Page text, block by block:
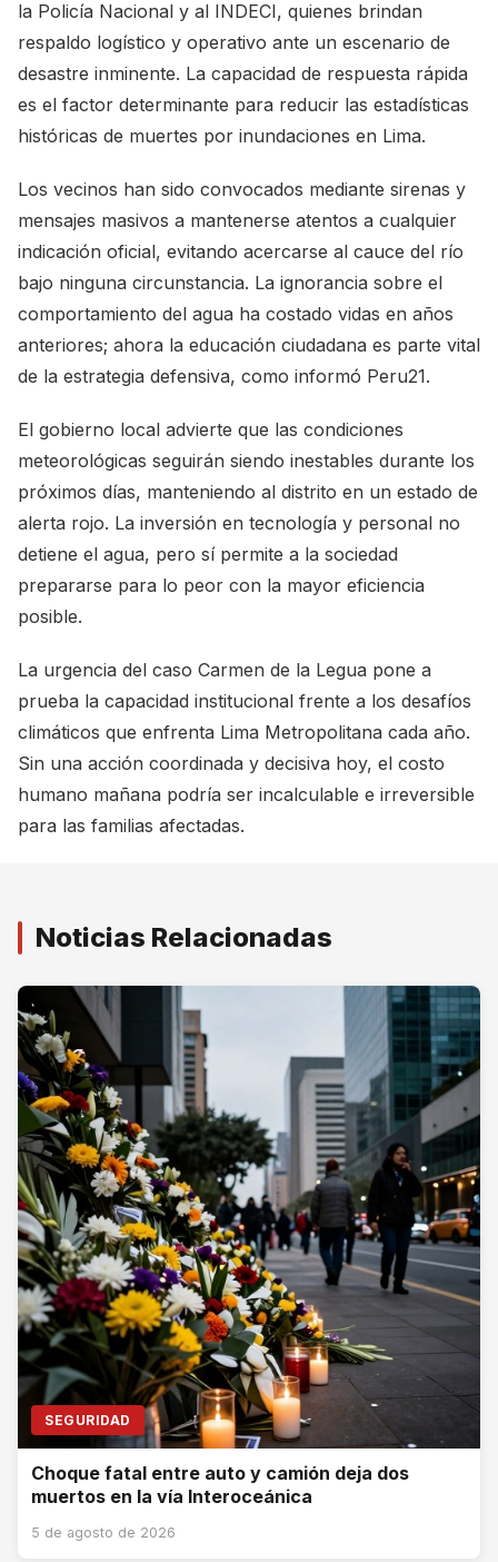
la Policía Nacional y al INDECI, quienes brindan
respaldo logístico y operativo ante un escenario de
desastre inminente. La capacidad de respuesta rápida
es el factor determinante para reducir las estadísticas
históricas de muertes por inundaciones en Lima.
Los vecinos han sido convocados mediante sirenas y
mensajes masivos a mantenerse atentos a cualquier
indicación oficial, evitando acercarse al cauce del río
bajo ninguna circunstancia. La ignorancia sobre el
comportamiento del agua ha costado vidas en años
anteriores; ahora la educación ciudadana es parte vital
de la estrategia defensiva, como informó Peru21.
El gobierno local advierte que las condiciones
meteorológicas seguirán siendo inestables durante los
próximos días, manteniendo al distrito en un estado de
alerta rojo. La inversión en tecnología y personal no
detiene el agua, pero sí permite a la sociedad
prepararse para lo peor con la mayor eficiencia
posible.
La urgencia del caso Carmen de la Legua pone a
prueba la capacidad institucional frente a los desafíos
climáticos que enfrenta Lima Metropolitana cada año.
Sin una acción coordinada y decisiva hoy, el costo
humano mañana podría ser incalculable e irreversible
para las familias afectadas.
Noticias Relacionadas
SEGURIDAD
Choque fatal entre auto y camión deja dos
muertos en la vía Interoceánica
5 de agosto de 2026